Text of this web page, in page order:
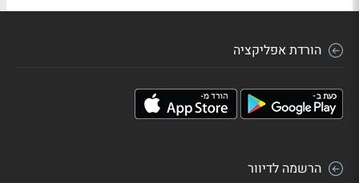
הורדת אפליקציה
הרשמה לדיוור